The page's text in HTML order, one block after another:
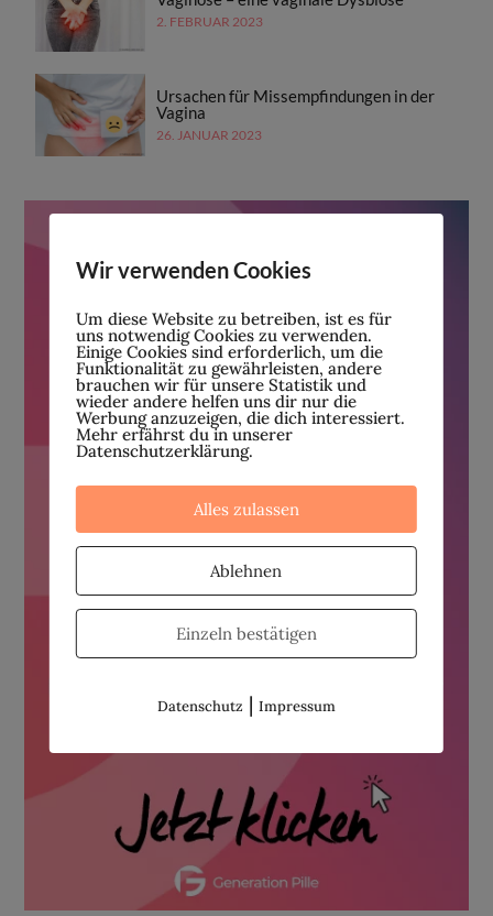
2. FEBRUAR 2023
Ursachen für Missempfindungen in der
Vagina
26. JANUAR 2023
Wir verwenden Cookies
Um diese Website zu betreiben, ist es für
uns notwendig Cookies zu verwenden.
Einige Cookies sind erforderlich, um die
Funktionalität zu gewährleisten, andere
brauchen wir für unsere Statistik und
wieder andere helfen uns dir nur die
Werbung anzuzeigen, die dich interessiert.
Mehr erfährst du in unserer
Datenschutzerklärung.
Alles zulassen
Ablehnen
Einzeln bestätigen
Datenschutz | Impressum